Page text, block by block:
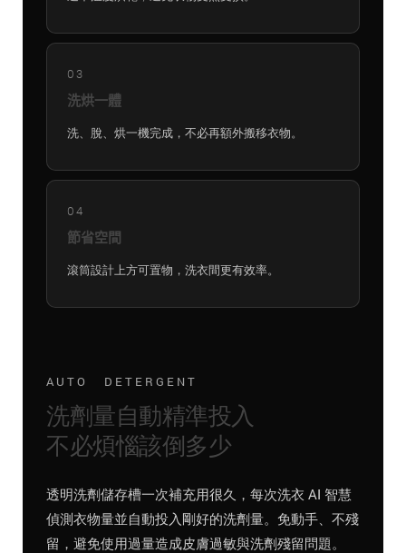
03
洗烘一體
洗、脫、烘一機完成，不必再額外搬移衣物。
04
節省空間
滾筒設計上方可置物，洗衣間更有效率。
AUTO DETERGENT
洗劑量自動精準投入
不必煩惱該倒多少
透明洗劑儲存槽一次補充用很久，每次洗衣 AI 智慧
偵測衣物量並自動投入剛好的洗劑量。免動手、不殘
留，避免使用過量造成皮膚過敏與洗劑殘留問題。